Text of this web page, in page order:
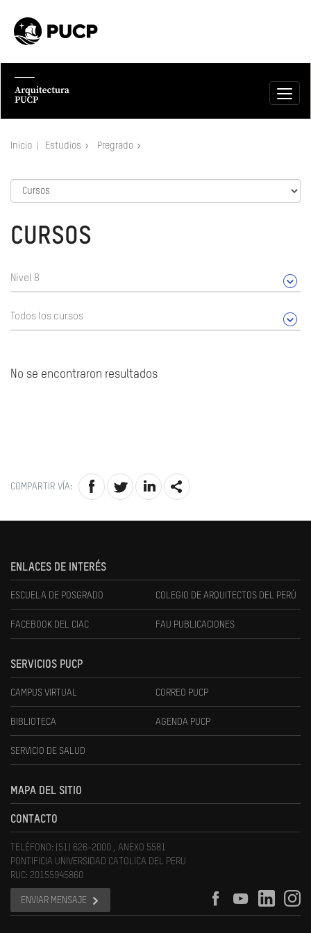
Inicio Estudios Pregrado
CURSOS
Nivel 8
Todos los cursos
No se encontraron resultados
COMPARTIR VÍA:
ENLACES DE INTERÉS
ESCUELA DE POSGRADO COLEGIO DE ARQUITECTOS DEL PERÚ
FACEBOOK DEL CIAC FAU PUBLICACIONES
SERVICIOS PUCP
CAMPUS VIRTUAL CORREO PUCP
BIBLIOTECA AGENDA PUCP
SERVICIO DE SALUD
MAPA DEL SITIO
CONTACTO
TELÉFONO: (51) 626-2000 , ANEXO 5581
PONTIFICIA UNIVERSIDAD CATOLICA DEL PERU
RUC: 20155945860
ENVIAR MENSAJE